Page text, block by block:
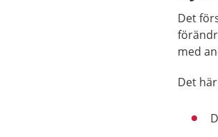
Det
med
Det